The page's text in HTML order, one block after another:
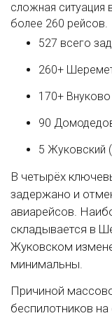
сложная ситуация
более 260 рейсов.
527 всего
260+
170+ Внуково
90
5 Жуковский
В четырёх
задержано и
авиарейсов.
складывается в
Жуковском
минимальны.
Причиной
беспилотников